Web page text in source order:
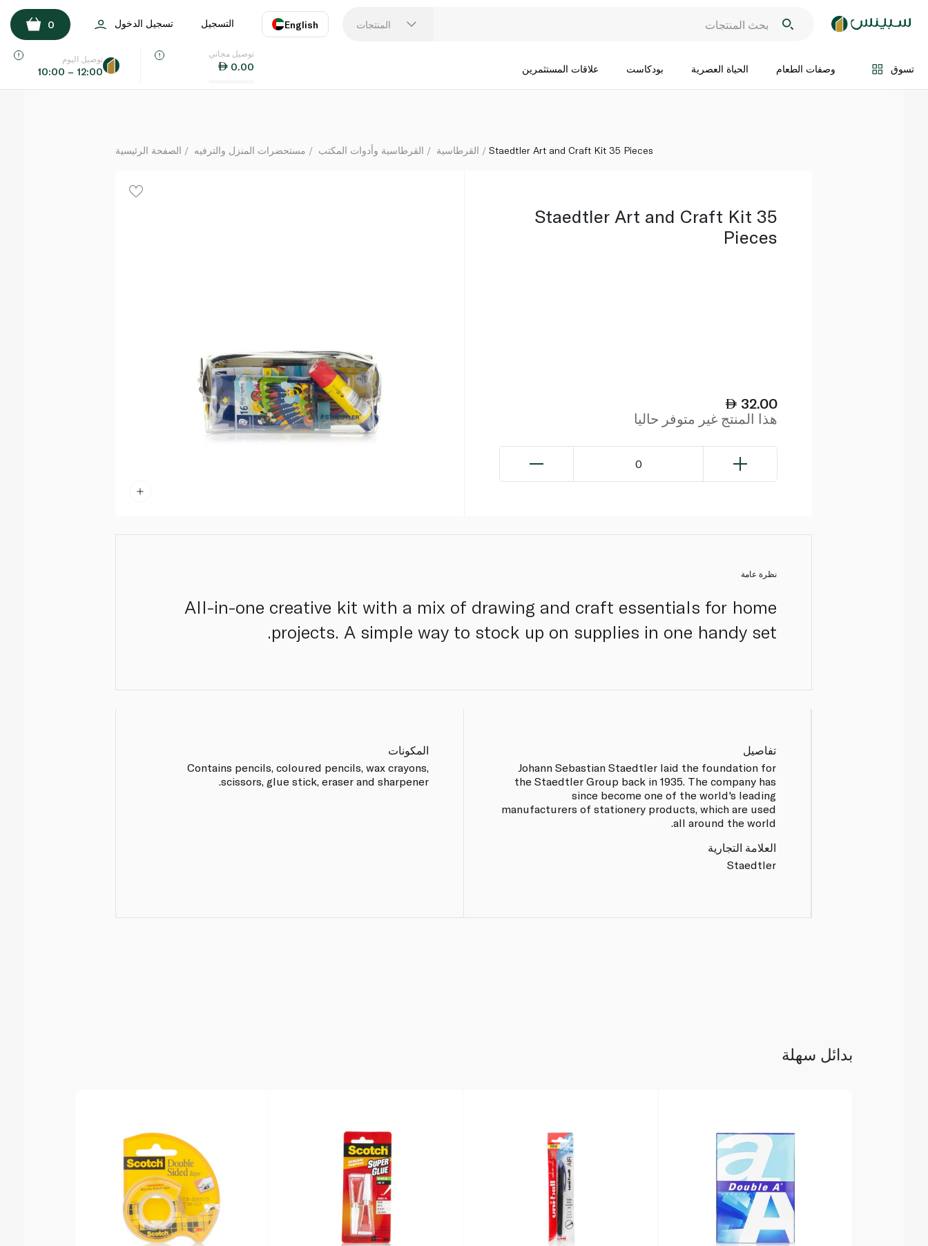
المنتجات English
اللغة
التسجيل تسجيل الدخول 0
تسوق وصفات الطعام الحياة العصرية بودكاست علاقات المستثمرين
توصيل مجاني
0.00
توصيل اليوم
10:00 – 12:00
اضف الى السلة
الصفحة الرئيسية مستحضرات المنزل والترفيه القرطاسية وأدوات المكتب القرطاسية Staedtler Art and Craft Kit 35 Pieces
Staedtler Art and Craft Kit 35
Pieces
32.00
هذا المنتج غير متوفر حاليا
0
نظرة عامة
All-in-one creative kit with a mix of drawing and craft essentials for home
projects. A simple way to stock up on supplies in one handy set.
تفاصيل
Johann Sebastian Staedtler laid the foundation for
the Staedtler Group back in 1935. The company has
since become one of the world's leading
manufacturers of stationery products, which are used
all around the world.
العلامة التجارية
Staedtler
المكونات
Contains pencils, coloured pencils, wax crayons,
scissors, glue stick, eraser and sharpener.
بدائل سهلة